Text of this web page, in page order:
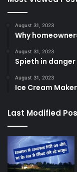
August 31, 2023
Why
August 31, 2023
Spieth in
August 31, 2023
Ice Cream
Last Modified